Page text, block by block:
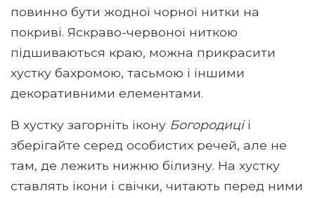
повинно бути жодної чорної нитки на
покриві. Яскраво-червоної ниткою
підшиваються краю, можна прикрасити
хустку бахромою, тасьмою і іншими
декоративними елементами.
В хустку загорніть ікону Богородиціі
зберігайте серед особистих речей, але не
там, де лежить нижню білизну. На хустку
ставлять ікони і свічки, читають перед ними